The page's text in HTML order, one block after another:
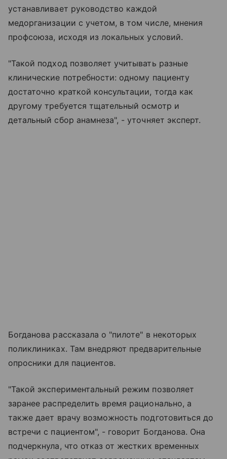
устанавливает руководство каждой
медорганизации с учетом, в том числе, мнения
профсоюза, исходя из локальных условий.
"Такой подход позволяет учитывать разные
клинические потребности: одному пациенту
достаточно краткой консультации, тогда как
другому требуется тщательный осмотр и
детальный сбор анамнеза", - уточняет эксперт.
Богданова рассказала о "пилоте" в некоторых
поликлиниках. Там внедряют предварительные
опросники для пациентов.
"Такой экспериментальный режим позволяет
заранее распределить время рационально, а
также дает врачу возможность подготовиться до
встречи с пациентом", - говорит Богданова. Она
подчеркнула, что отказ от жестких временных